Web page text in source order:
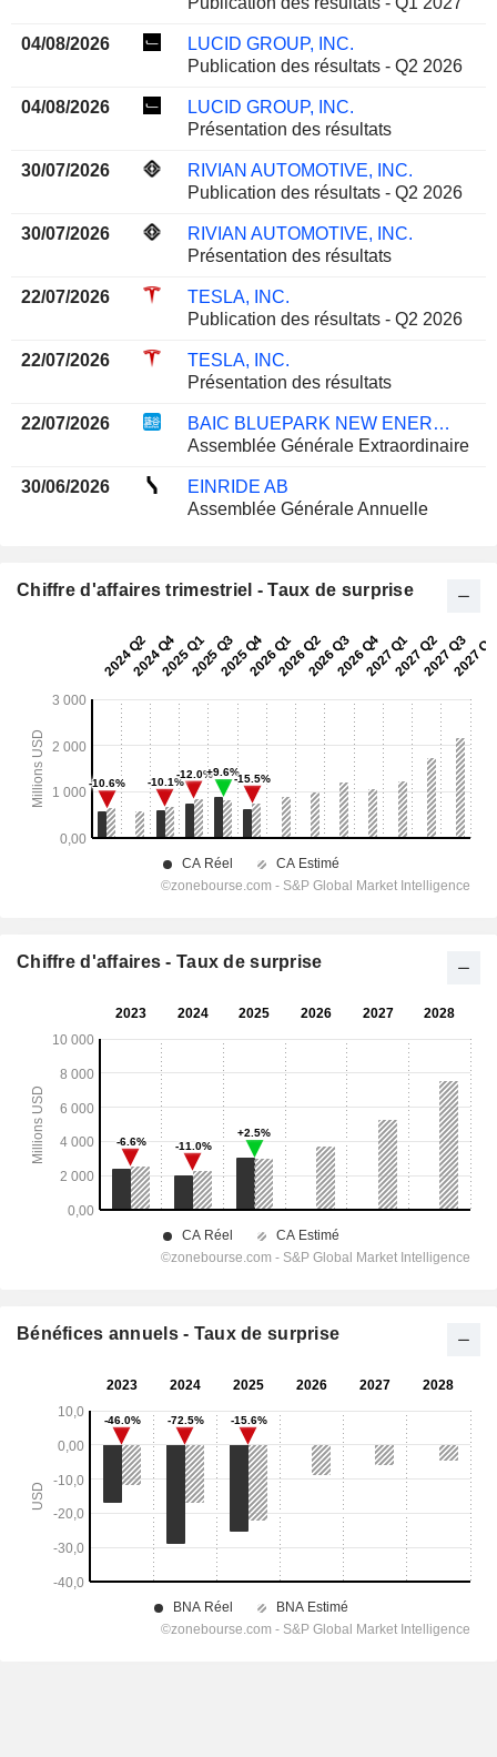
04/08/2026
LUCID GROUP, INC.
Publication des résultats - Q2 2026
04/08/2026
LUCID GROUP, INC.
Présentation des résultats
30/07/2026
RIVIAN AUTOMOTIVE, INC.
Publication des résultats - Q2 2026
30/07/2026
RIVIAN AUTOMOTIVE, INC.
Présentation des résultats
22/07/2026
TESLA, INC.
Publication des résultats - Q2 2026
22/07/2026
TESLA, INC.
Présentation des résultats
22/07/2026
BAIC BLUEPARK NEW ENERGY TECHNOLOGY CO., LTD.
Assemblée Générale Extraordinaire
30/06/2026
EINRIDE AB
Assemblée Générale Annuelle
Chiffre d'affaires trimestriel - Taux de surprise
Chiffre d'affaires - Taux de surprise
Bénéfices annuels - Taux de surprise